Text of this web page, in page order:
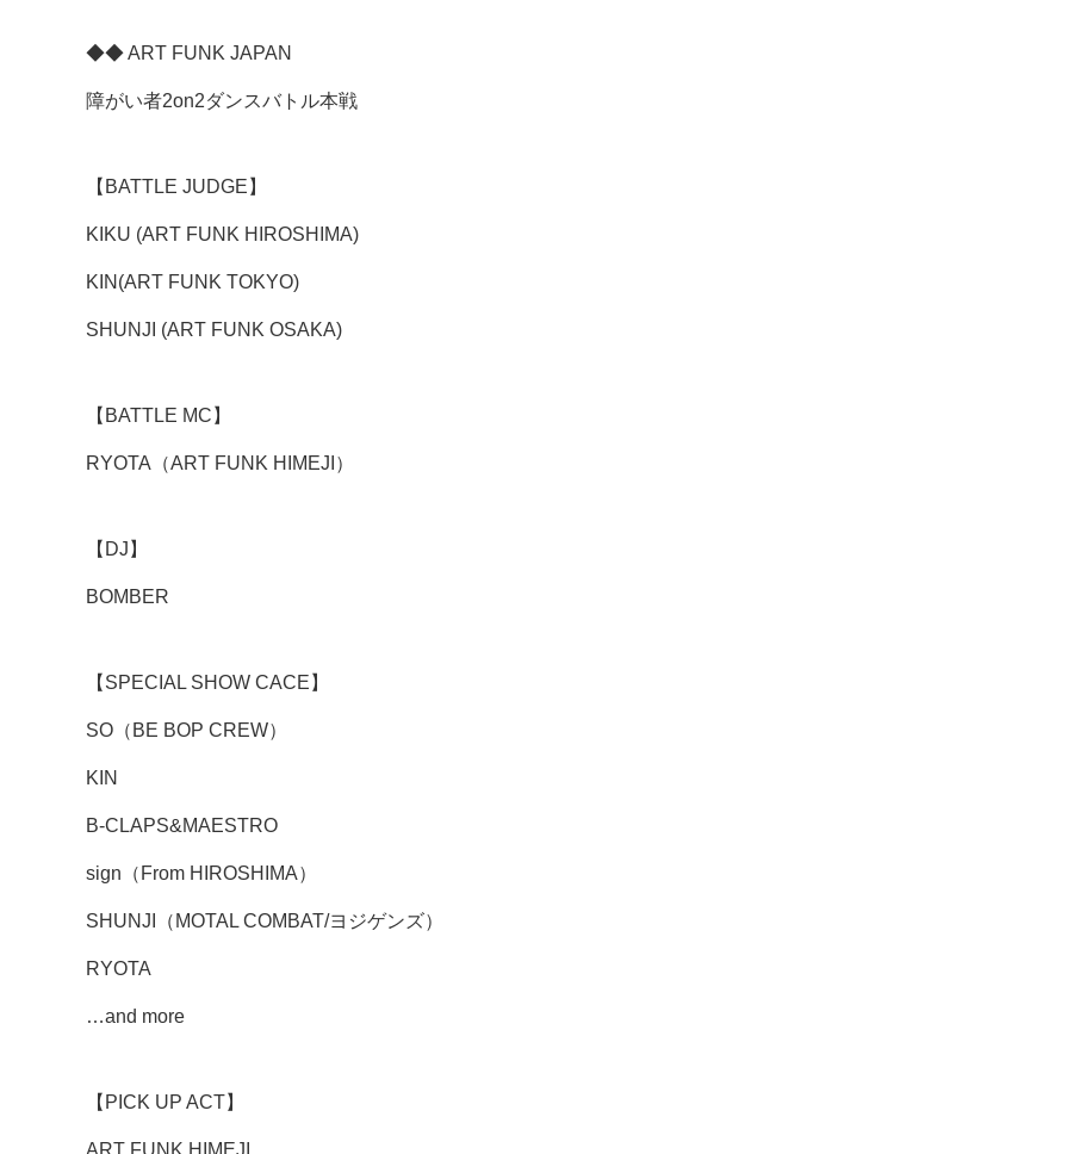
◆◆ ART FUNK JAPAN
障がい者2on2ダンスバトル本戦
【BATTLE JUDGE】
KIKU (ART FUNK HIROSHIMA)
KIN(ART FUNK TOKYO)
SHUNJI (ART FUNK OSAKA)
【BATTLE MC】
RYOTA（ART FUNK HIMEJI）
【DJ】
BOMBER
【SPECIAL SHOW CACE】
SO（BE BOP CREW）
KIN
B-CLAPS&MAESTRO
sign（From HIROSHIMA）
SHUNJI（MOTAL COMBAT/ヨジゲンズ）
RYOTA
…and more
【PICK UP ACT】
ART FUNK HIMEJI